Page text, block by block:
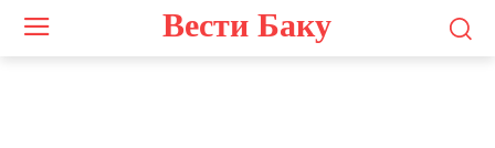
Вести Баку